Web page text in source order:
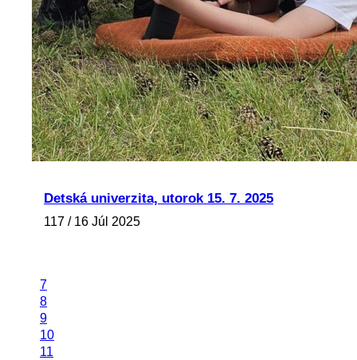
Detská univerzita, utorok 15. 7. 2025
117 / 16 Júl 2025
7
8
9
10
11